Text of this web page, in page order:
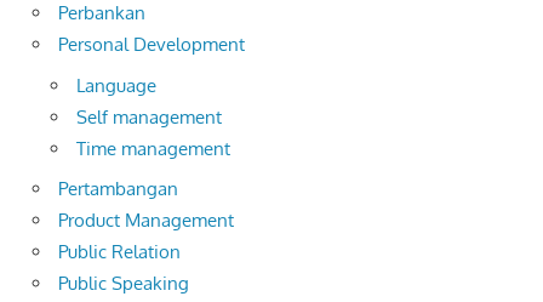
Perbankan
Personal Development
Language
Self management
Time management
Pertambangan
Product Management
Public Relation
Public Speaking